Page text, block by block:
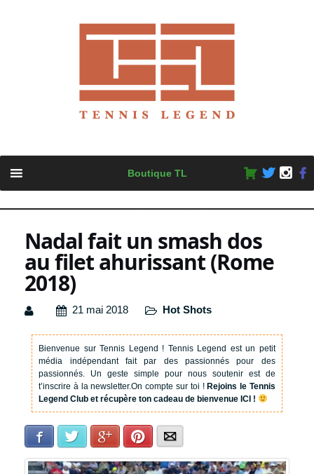
content
Boutique TL
Nadal fait un smash dos
au filet ahurissant (Rome
2018)
21 mai 2018 Hot Shots
Bienvenue sur Tennis Legend ! Tennis Legend est un petit
média indépendant fait par des passionnés pour des
passionnés. Un geste simple pour nous soutenir est de
t’inscrire à la newsletter.On compte sur toi !Rejoins le Tennis
Legend Club et récupère ton cadeau de bienvenue ICI !
Facebook Twitter Google+Pinterest